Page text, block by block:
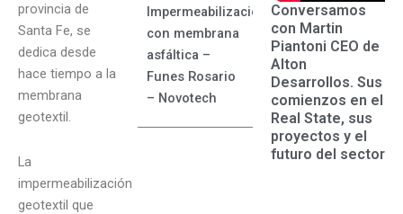
provincia de
Santa Fe, se
dedica desde
hace tiempo a la
membrana
geotextil.
La
impermeabilización
geotextil que
Impermeabilización
con membrana
asfáltica –
Funes Rosario
– Novotech
Conversamos
con Martin
Piantoni CEO de
Alton
Desarrollos. Sus
comienzos en el
Real State, sus
proyectos y el
futuro del sector